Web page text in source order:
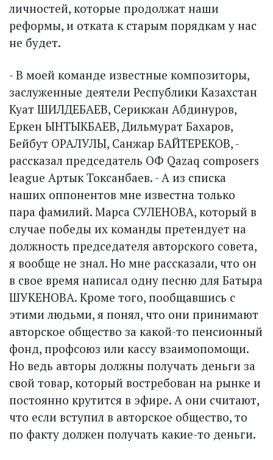
личностей, которые продолжат наши
реформы, и отката к старым порядкам у нас
не будет.
- В моей команде известные композиторы,
заслуженные деятели Республики Казахстан
Куат ШИЛДЕБАЕВ, Серикжан Абдинуров,
Еркен ЫНТЫКБАЕВ, Дильмурат Бахаров,
Бейбут ОРАЛУЛЫ, Санжар БАЙТЕРЕКОВ, -
рассказал председатель ОФ Qazaq composers
league Артык Токсанбаев. - А из списка
наших оппонентов мне известна только
пара фамилий. Марса СУЛЕНОВА, который в
случае победы их команды претендует на
должность председателя авторского совета,
я вообще не знал. Но мне рассказали, что он
в свое время написал одну песню для Батыра
ШУКЕНОВА. Кроме того, пообщавшись с
этими людьми, я понял, что они принимают
авторское общество за какой-то пенсионный
фонд, профсоюз или кассу взаимопомощи.
Но ведь авторы должны получать деньги за
свой товар, который востребован на рынке и
постоянно крутится в эфире. А они считают,
что если вступил в авторское общество, то
по факту должен получать какие-то деньги.